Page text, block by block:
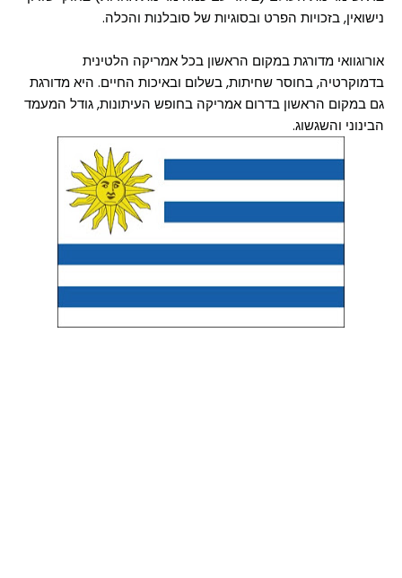
נישואין, בזכויות הפרט ובסוגיות של סובלנות והכלה.
אורוגוואי מדורגת במקום הראשון בכל אמריקה הלטינית
בדמוקרטיה, בחוסר שחיתות, בשלום ובאיכות החיים. היא מדורגת
גם במקום הראשון בדרום אמריקה בחופש העיתונות, גודל המעמד
הבינוני והשגשוג.